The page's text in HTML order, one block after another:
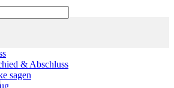
& Abschluss
sagen